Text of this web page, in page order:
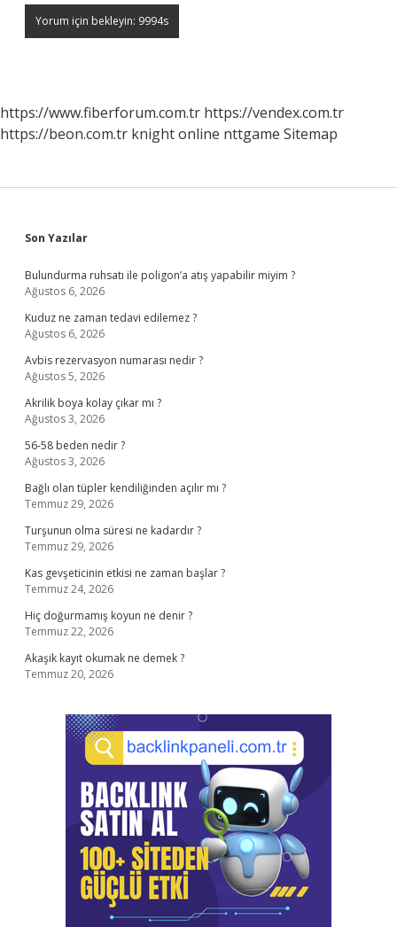
https://www.fiberforum.com.tr https://vendex.com.tr
https://beon.com.tr knight online nttgame Sitemap
Sidebar
Son Yazılar
Bulundurma ruhsatı ile poligon’a atış yapabilir miyim ?
Ağustos 6, 2026
Kuduz ne zaman tedavi edilemez ?
Ağustos 6, 2026
Avbis rezervasyon numarası nedir ?
Ağustos 5, 2026
Akrilik boya kolay çıkar mı ?
Ağustos 3, 2026
56-58 beden nedir ?
Ağustos 3, 2026
Bağlı olan tüpler kendiliğinden açılır mı ?
Temmuz 29, 2026
Turşunun olma süresi ne kadardır ?
Temmuz 29, 2026
Kas gevşeticinin etkisi ne zaman başlar ?
Temmuz 24, 2026
Hiç doğurmamış koyun ne denir ?
Temmuz 22, 2026
Akaşik kayıt okumak ne demek ?
Temmuz 20, 2026